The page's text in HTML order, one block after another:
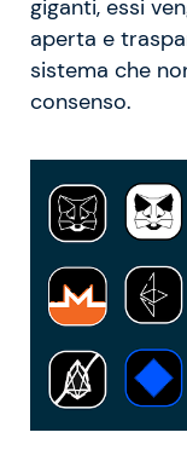
giganti, essi
aperta e
sistema che
consenso.